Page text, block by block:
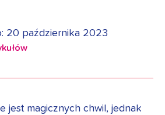
20 października 2023
jest magicznych chwil, jednak